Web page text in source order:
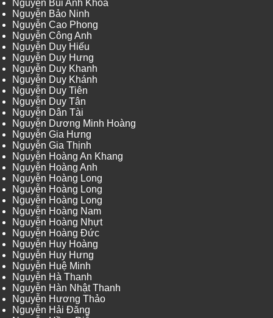
Nguyễn Bùi Anh Khoa
Nguyễn Bảo Ninh
Nguyễn Cao Phong
Nguyễn Công Anh
Nguyễn Duy Hiếu
Nguyễn Duy Hưng
Nguyễn Duy Khanh
Nguyễn Duy Khánh
Nguyễn Duy Tiên
Nguyễn Duy Tân
Nguyễn Dân Tài
Nguyễn Dương Minh Hoàng
Nguyễn Gia Hưng
Nguyễn Gia Thịnh
Nguyễn Hoàng An Khang
Nguyễn Hoàng Anh
Nguyễn Hoàng Long
Nguyễn Hoàng Long
Nguyễn Hoàng Long
Nguyễn Hoàng Nam
Nguyễn Hoàng Nhựt
Nguyễn Hoàng Đức
Nguyễn Huy Hoàng
Nguyễn Huy Hưng
Nguyễn Huệ Minh
Nguyễn Hà Thanh
Nguyễn Hàn Nhật Thanh
Nguyễn Hương Thảo
Nguyễn Hải Đăng